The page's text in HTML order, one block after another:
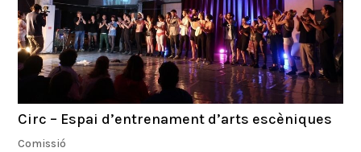
Circ – Espai d’entrenament d’arts escèniques
Comissió